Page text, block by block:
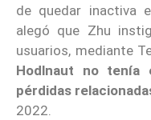
de quedar inactiva
alegó que Zhu
usuarios, mediante
Hodlnaut no tenía
pérdidas
2022.